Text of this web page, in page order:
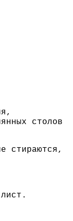
столов
стираются,